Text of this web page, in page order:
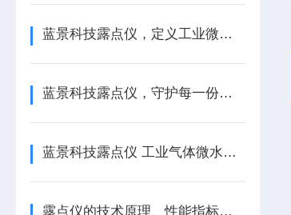
蓝景科技露点仪，定义工业微水检测
蓝景科技露点仪，守护每一份气体安全
蓝景科技露点仪 工业气体微水检测新变革
露点仪的技术原理、性能指标及行业应用/蓝景科技